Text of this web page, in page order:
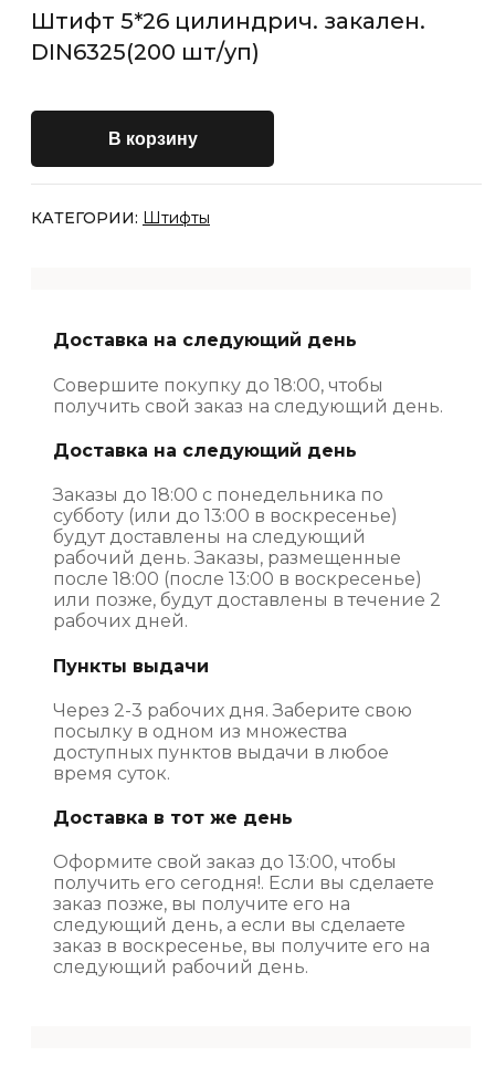
Штифт 5*26 цилиндрич. закален.
DIN6325(200 шт/уп)
В корзину
КАТЕГОРИИ: Штифты
Доставка на следующий день
Совершите покупку до 18:00, чтобы
получить свой заказ на следующий день.
Доставка на следующий день
Заказы до 18:00 с понедельника по
субботу (или до 13:00 в воскресенье)
будут доставлены на следующий
рабочий день. Заказы, размещенные
после 18:00 (после 13:00 в воскресенье)
или позже, будут доставлены в течение 2
рабочих дней.
Пункты выдачи
Через 2-3 рабочих дня. Заберите свою
посылку в одном из множества
доступных пунктов выдачи в любое
время суток.
Доставка в тот же день
Оформите свой заказ до 13:00, чтобы
получить его сегодня!. Если вы сделаете
заказ позже, вы получите его на
следующий день, а если вы сделаете
заказ в воскресенье, вы получите его на
следующий рабочий день.